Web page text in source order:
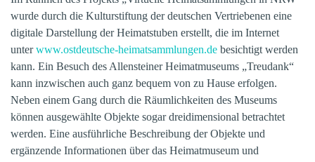
wurde durch die Kulturstiftung der deutschen Vertriebenen eine
digitale Darstellung der Heimatstuben erstellt, die im Internet
unterwww.ostdeutsche-heimatsammlungen.de besichtigt werden
kann. Ein Besuch des Allensteiner Heimatmuseums „Treudank“
kann inzwischen auch ganz bequem von zu Hause erfolgen.
Neben einem Gang durch die Räumlichkeiten des Museums
können ausgewählte Objekte sogar dreidimensional betrachtet
werden. Eine ausführliche Beschreibung der Objekte und
ergänzende Informationen über das Heimatmuseum und